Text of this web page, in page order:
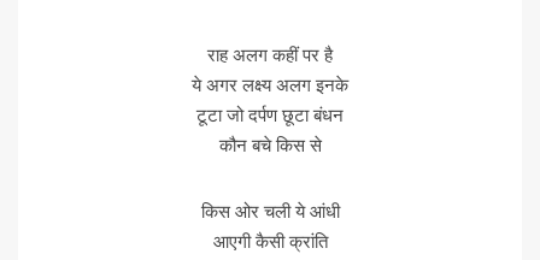
राह अलग कहीं पर है
ये अगर लक्ष्य अलग इनके
टूटा जो दर्पण छूटा बंधन
कौन बचे किस से
किस ओर चली ये आंधी
आएगी कैसी क्रांति